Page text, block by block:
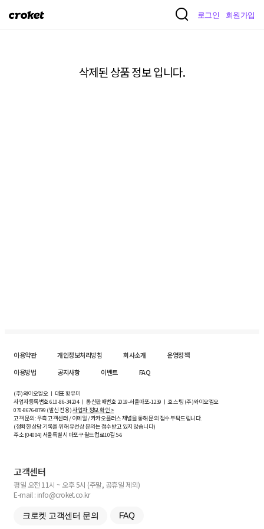
크
로그인 회원가입
삭제된 상품 정보 입니다.
이용약관 개인정보처리방침 회사소개
운영정책
이용방법
공지사항 이벤트 FAQ
(주)와이오엘오 ㅣ 대표 황유미
사업자등록번호610-86-34204ㅣ 통신판매번호 2019-서울마포-1239 ㅣ 호스팅 (주)와이오엘오
070-8676-8799 (발신 전용)사업자 정보 확인 >
고객 문의: 우측 고객센터 / 이메일 / 카카오플러스 채널을 통해 문의 접수 부탁드립니다.
(정확한 상담 기록을 위해 유선상 문의는 접수받고 있지 않습니다)
주소 [04004] 서울특별시 마포구 월드컵로10길5-6
고객센터
평일 오전 11시 ~ 오후 5시 (주말, 공휴일 제외)
E-mail : info@croket.co.kr
크로켓 고객센터 문의 FAQ